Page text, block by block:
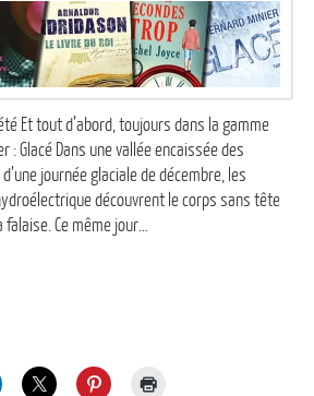
Et tout d’abord, toujours dans la gamme
: Glacé Dans une vallée encaissée des
journée glaciale de décembre, les
découvrent le corps sans tête
falaise. Ce même jour…